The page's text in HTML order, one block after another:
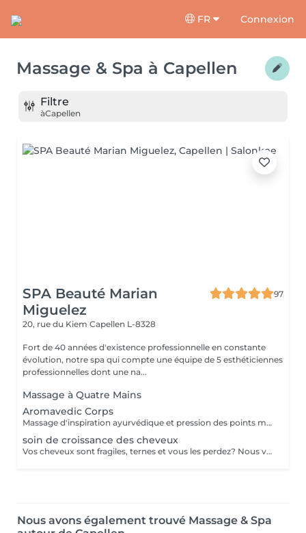
FR Connexion
Massage & Spa à Capellen
Filtre
àCapellen
SPA Beauté Marian
Miguelez
97
20, rue du Kiem Capellen L-8328
Fort de 40 années d'existence professionnelle en constante
évolution, notre spa qui compte une équipe de 5 esthéticiennes
professionnelles dont une na...
Massage à Quatre Mains
Aromavedic Corps
Massage d'inspiration ayurvédique et pression des points marmas selon votre dosha (vata, pitta, kapha), tant avec les couleurs que les parfums et le choix des huiles. Une tisane vous sera servie après le soin.
soin de croissance des cheveux
Vos cheveux sont fragiles, ternes et vous les perdez? Nous vous proposons une cure de 2 semaines (dont 6 applications au total) dans notre institut. - Application d'un shampoing riche en Cell Supporting molecules qui fortifie la racine capillaire et active la pousse du cheveu - Pénétration des actifs grâce aux ultrasons - Application d'un conditionner pour des cheveux souples et brillants - Application d'un sérum riche en Cell Supporting molecules et en Redensyl pour une chevelure pleine de vitalité et volumineuse. Le sérum renforce le métabolisme de la racine des cheveux et en favorise la repousse.
Nous avons également trouvé Massage & Spa